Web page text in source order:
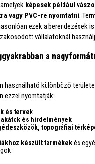
képesek például
vagy PVC-re nyomtatni.
ezek a berendezések is
vállalatoknál
a
használható különböző
ezzel nyomtatják:
és tervek
és hirdetmények
topográfiai
készült termékekés